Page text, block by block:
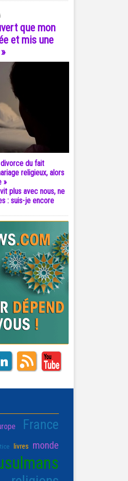
que mon
et mis une
du fait
religieux, alors
»
plus avec nous, ne
: suis-je encore
France
livres monde